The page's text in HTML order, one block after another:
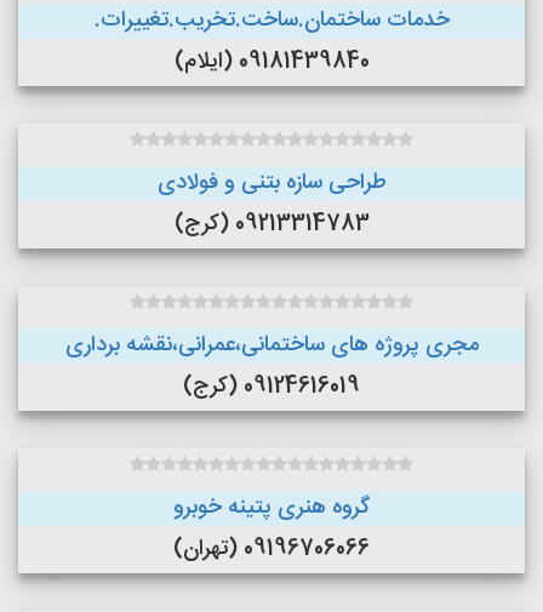
خدمات ساختمان.ساخت.تخریب.تغییرات.
09181439840 (ایلام)
طراحی سازه بتنی و فولادی
09213314783 (کرج)
مجری پروژه های ساختمانی،عمرانی،نقشه برداری
09124616019 (کرج)
گروه هنری پتینه خوبرو
09196706066 (تهران)